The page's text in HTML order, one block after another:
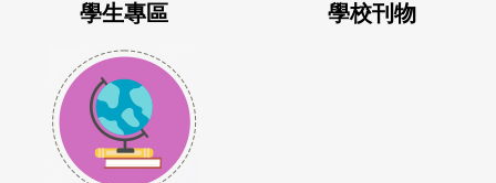
學生專區 學校刊物